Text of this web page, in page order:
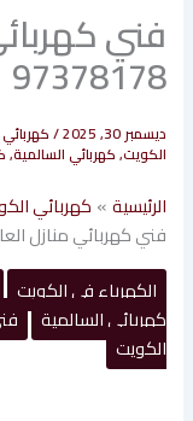
فني
97378178
ديسمبر 30, 2025 /
الكويت,كهربائي السالمية,
الرئيسية
كهربائي
فني كهربائي منازل العاصمة
الكهرباء في الكويت
كهربائي السالمية
الكويت